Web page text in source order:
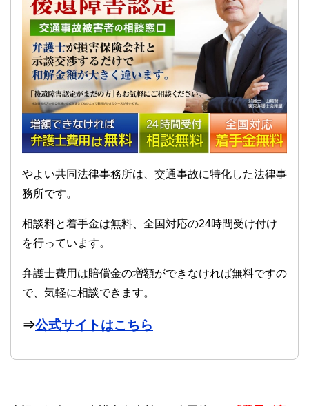
やよい共同法律事務所は、交通事故に特化した法律事
務所です。
相談料と着手金は無料、全国対応の24時間受け付け
を行っています。
弁護士費用は賠償金の増額ができなければ無料ですの
で、気軽に相談できます。
⇒公式サイトはこちら